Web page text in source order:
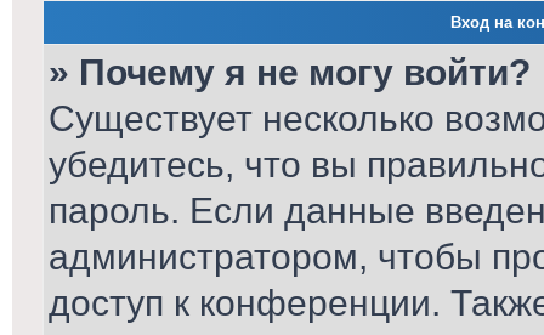
Вход на
» Почему я не могу войти?
Существует несколько
убедитесь, что вы
пароль. Если данные
администратором, чтобы
доступ к конференции.